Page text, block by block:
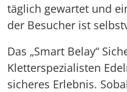
täglich gewartet und
der Besucher ist
Das „Smart Belay“
Kletterspezialisten
sicheres Erlebnis.